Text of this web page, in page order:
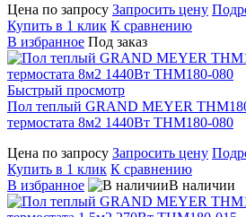
Цена по запросу Запросить цену
Купить в 1 клик К сравнению
В избранное Под заказ
Быстрый просмотр
Пол теплый GRAND MEYER
термостата 8м2 1440Вт THM180-080
Цена по запросу Запросить цену
Купить в 1 клик К сравнению
В избранное
В наличии